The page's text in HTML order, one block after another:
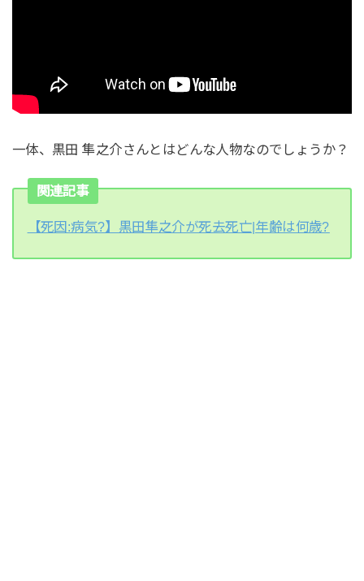
一体、黒田 隼之介さんとはどんな人物なのでしょうか？
関連記事
【死因:病気?】黒田隼之介が死去死亡|年齢は何歳?